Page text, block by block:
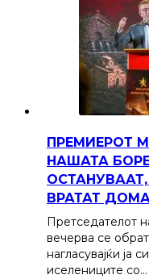
ПРЕМИЕРОТ
НАШАТА
ВРАТАТ
Претседателот
вечерва се
нагласувајќи ја
иселениците со…